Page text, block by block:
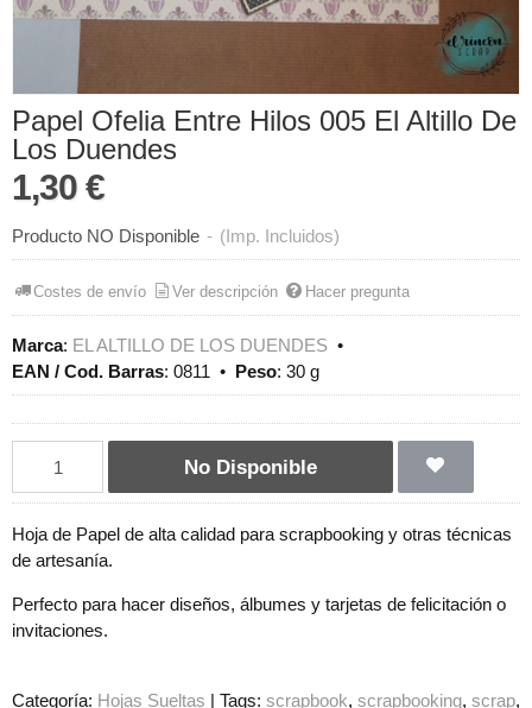
Papel Ofelia Entre Hilos 005 El Altillo De
Los Duendes
1,30 €
Producto NO Disponible - (Imp. Incluidos)
Costes de envío Ver descripción Hacer pregunta
Marca: EL ALTILLO DE LOS DUENDES •
EAN / Cod. Barras: 0811 • Peso: 30 g
No Disponible
Hoja de Papel de alta calidad para scrapbooking y otras técnicas
de artesanía.
Perfecto para hacer diseños, álbumes y tarjetas de felicitación o
invitaciones.
Categoría: Hojas Sueltas | Tags: scrapbook scrapbooking scrap